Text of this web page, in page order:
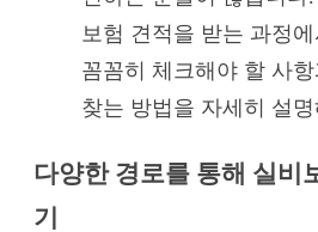
보험 견적을 받는 과정
꼼꼼히 체크해야 할 사
찾는 방법을 자세히 설
다양한 경로를 통해 실비
기